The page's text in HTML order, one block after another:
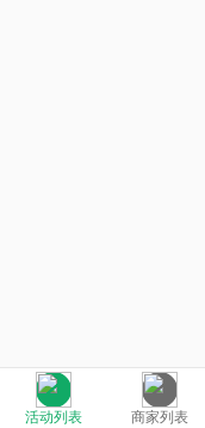
活动列表 商家列表